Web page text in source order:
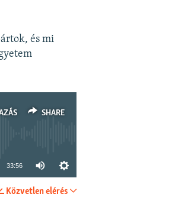
és mi
SHARE
33:56
Közvetlen elérés